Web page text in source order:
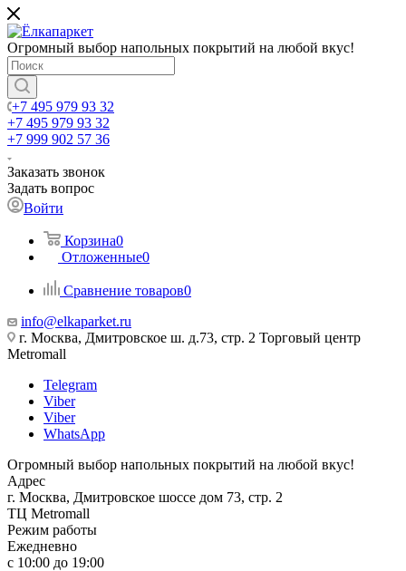
Огромный выбор напольных покрытий на любой вкус!
+7 495 979 93 32
+7 495 979 93 32
+7 999 902 57 36
Заказать звонок
Задать вопрос
Войти
Корзина0
Отложенные0
Сравнение товаров0
info@elkaparket.ru
г. Москва, Дмитровское ш. д.73, стр. 2 Торговый центр
Metromall
Telegram
Viber
Viber
WhatsApp
Огромный выбор напольных покрытий на любой вкус!
Адрес
г. Москва, Дмитровское шоссе дом 73, стр. 2
ТЦ Metromall
Режим работы
Ежедневно
с 10:00 до 19:00